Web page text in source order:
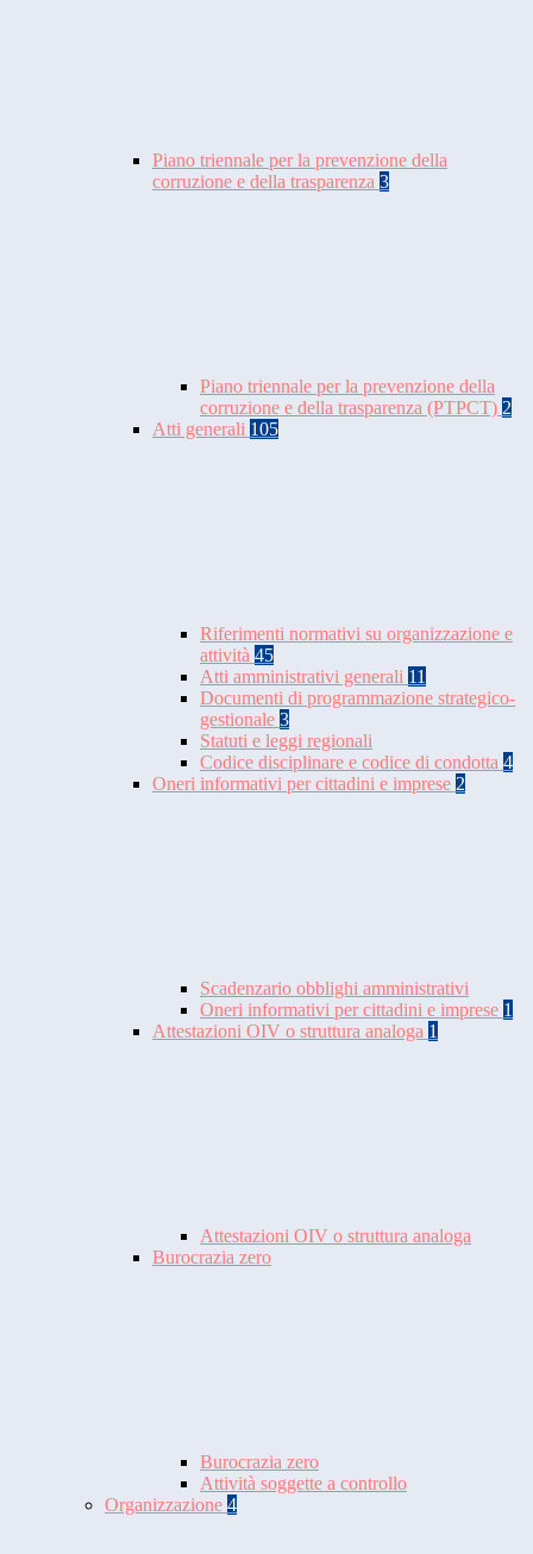
Piano triennale per la prevenzione della
corruzione e della trasparenza 3
Piano triennale per la prevenzione della
corruzione e della trasparenza (PTPCT) 2
Atti generali 105
Riferimenti normativi su organizzazione e
attività 45
Atti amministrativi generali 11
Documenti di programmazione strategico-
gestionale 3
Statuti e leggi regionali
Codice disciplinare e codice di condotta 4
Oneri informativi per cittadini e imprese 2
Scadenzario obblighi amministrativi
Oneri informativi per cittadini e imprese 1
Attestazioni OIV o struttura analoga 1
Attestazioni OIV o struttura analoga
Burocrazia zero
Burocrazia zero
Attività soggette a controllo
Organizzazione 4